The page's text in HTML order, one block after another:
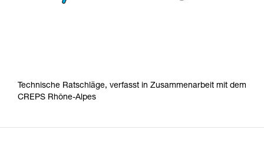
Technische Ratschläge, verfasst in Zusammenarbeit mit dem
CREPS Rhône-Alpes